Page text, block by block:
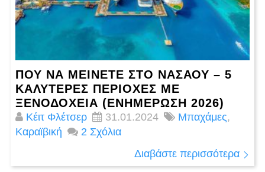
ΠΟΎ ΝΑ ΜΕΊΝΕΤΕ ΣΤΟ ΝΑΣΆΟΥ – 5
ΚΑΛΎΤΕΡΕΣ ΠΕΡΙΟΧΈΣ ΜΕ
ΞΕΝΟΔΟΧΕΊΑ (ΕΝΗΜΈΡΩΣΗ 2026)
Κέιτ Φλέτσερ 31.01.2024 Μπαχάμες,
Καραϊβική
2 Σχόλια
Διαβάστε περισσότερα